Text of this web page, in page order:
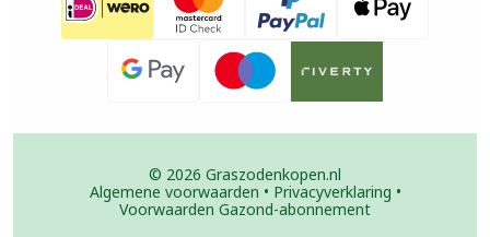
© 2026 Graszodenkopen.nl
Algemene voorwaarden • Privacyverklaring •
Voorwaarden Gazond-abonnement